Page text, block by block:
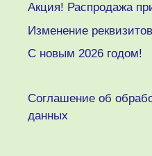
Акция! Распродажа
Изменение
C новым 2026 годом!
Соглашение об
данных